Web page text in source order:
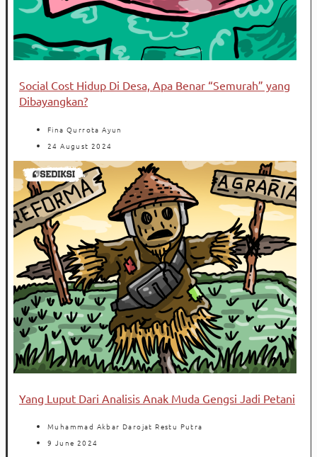
Social Cost Hidup Di Desa, Apa Benar “Semurah” yang
Dibayangkan?
Fina Qurrota Ayun
24 August 2024
Yang Luput Dari Analisis Anak Muda Gengsi Jadi Petani
Muhammad Akbar Darojat Restu Putra
9 June 2024